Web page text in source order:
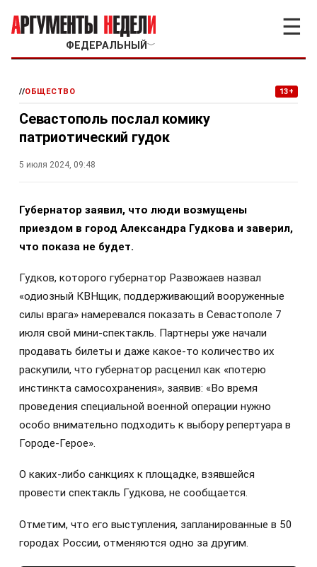
ФЕДЕРАЛЬНЫЙ ﹀
☰
//ОБЩЕСТВО 13+
Севастополь послал комику
патриотический гудок
5 июля 2024, 09:48
Губернатор заявил, что люди возмущены
приездом в город Александра Гудкова и заверил,
что показа не будет.
Гудков, которого губернатор Развожаев назвал
«одиозный КВНщик, поддерживающий вооруженные
силы врага» намеревался показать в Севастополе 7
июля свой мини-спектакль. Партнеры уже начали
продавать билеты и даже какое-то количество их
раскупили, что губернатор расценил как «потерю
инстинкта самосохранения», заявив: «Во время
проведения специальной военной операции нужно
особо внимательно подходить к выбору репертуара в
Городе-Герое».
О каких-либо санкциях к площадке, взявшейся
провести спектакль Гудкова, не сообщается.
Отметим, что его выступления, запланированные в 50
городах России, отменяются одно за другим.